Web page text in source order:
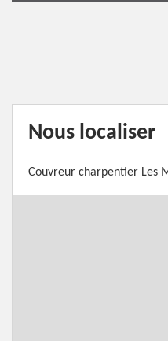
Nous localiser
Couvreur charpentier Les